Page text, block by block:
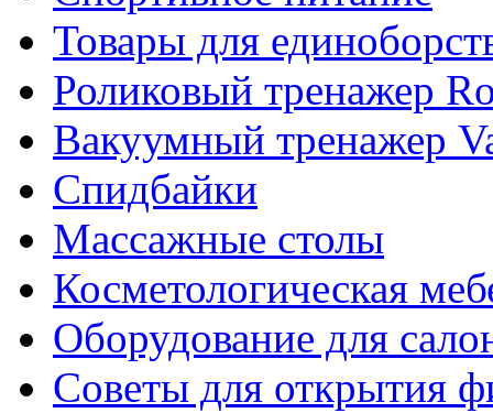
Товары для
Роликовый тренажер
Вакуумный тренажер
Спидбайки
Массажные столы
Косметологическая
Оборудование для
Советы для открытия